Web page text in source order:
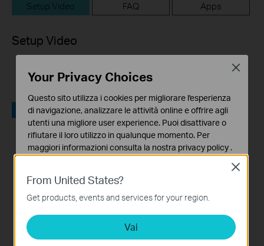
Setup Video FAQ Apps
Setup Video
How to Set Up Your
Tapo Smart Wire-
Camera System:
Tapo H200 + Tapo
From United States?
Get products, events and services for your region.
Vai
Close
Your Privacy Choices
Questo sito utilizza i cookies per migliorare l'esperienza
di navigazione, analizzare le attività online e offrire agli
utenti una migliore user experience. Puoi disattivare o
rifiutare il loro utilizzo in qualunque momento. Per
maggiori informazioni consulta la nostra privacy policy .
Questi cookies sono necessari per il corretto
funzionamento del sito e non possono essere disattivati
nel tuo sistema.
Analytics e Marketing Cookies
I cookies analitici ci permettono di analizzare le tue
Close